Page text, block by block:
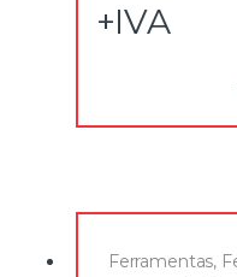
+IVA
Ferramentas,